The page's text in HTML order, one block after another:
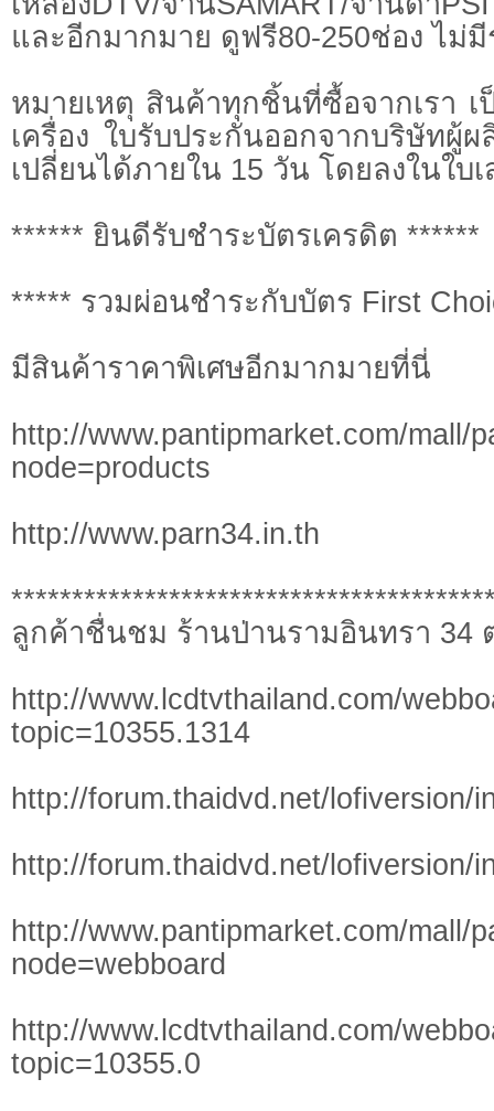
และอีกมากมาย ดูฟรี80-250ช่อง ไม่มี
หมายเหตุ สินค้าทุกชิ้นที่ซื้อจากเรา
เครื่อง ใบรับประกันออกจากบริษัทผู้
เปลี่ยนได้ภายใน 15 วัน โดยลงในใบ
****** ยินดีรับชำระบัตรเครดิต ******
***** รวมผ่อนชำระกับบัตร First
มีสินค้าราคาพิเศษอีกมากมายที่นี่
http://www.pantipmarket.com/mall/
node=products
http://www.parn34.in.th
ลูกค้าชื่นชม ร้านป่านรามอินทรา 34
http://www.lcdtvthailand.com/
topic=10355.1314
http://forum.thaidvd.net/lofiversion/
http://forum.thaidvd.net/lofiversion/
http://www.pantipmarket.com/mall/
node=webboard
http://www.lcdtvthailand.com/
topic=10355.0